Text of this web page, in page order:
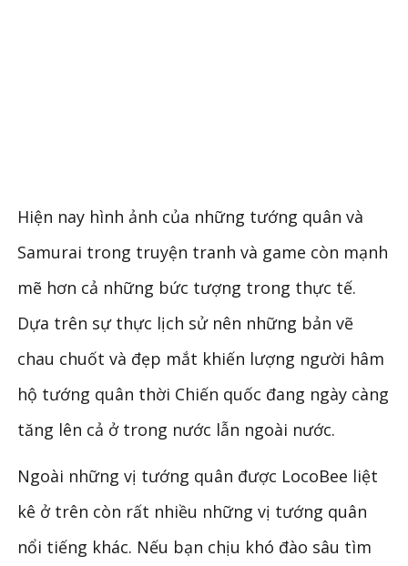
Hiện nay hình ảnh của những tướng quân và
Samurai trong truyện tranh và game còn mạnh
mẽ hơn cả những bức tượng trong thực tế.
Dựa trên sự thực lịch sử nên những bản vẽ
chau chuốt và đẹp mắt khiến lượng người hâm
hộ tướng quân thời Chiến quốc đang ngày càng
tăng lên cả ở trong nước lẫn ngoài nước.
Ngoài những vị tướng quân được LocoBee liệt
kê ở trên còn rất nhiều những vị tướng quân
nổi tiếng khác. Nếu bạn chịu khó đào sâu tìm